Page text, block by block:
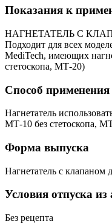
Показания к
НАГНЕТАТЕЛЬ С
Подходит для всех
MediTech, имеющих
стетоскопа, МТ-20)
Способ
Нагнетатель
МТ-10 без стетоскопа,
Форма выпуска
Нагнетатель с клапаном
Условия отпуска из
Без рецепта